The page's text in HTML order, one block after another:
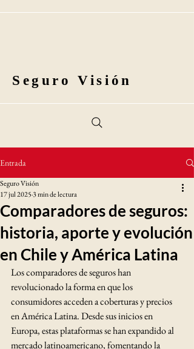
Seguro Visión
Entrada
Comparadores de seguros:
historia, aporte y evolución
en Chile y América Latina
Seguro Visión
17 jul 20253 min de lectura
Los comparadores de seguros han
revolucionado la forma en que los
consumidores acceden a coberturas y precios
en América Latina. Desde sus inicios en
Europa, estas plataformas se han expandido al
mercado latinoamericano, fomentando la